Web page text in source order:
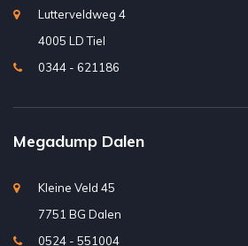
Lutterveldweg 4
4005 LD Tiel
0344 - 621186
Megadump Dalen
Kleine Veld 45
7751 BG Dalen
0524 - 551004